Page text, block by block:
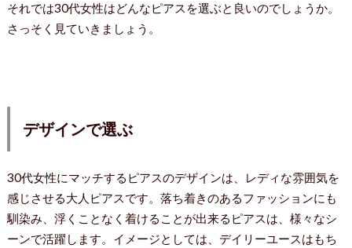
それでは30代女性はどんなピアスを選ぶと良いのでしょうか。
さっそく見ていきましょう。
デザインで選ぶ
30代女性にマッチするピアスのデザインは、レディな雰囲気を
感じさせる大人ピアスです。落ち着きのあるファッションにも
馴染み、浮くことなく着けることが出来るピアスは、様々なシ
ーンで活躍します。イメージとしては、デイリーユースはもち